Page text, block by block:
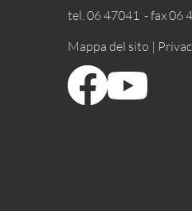
tel. 06 47041 - fax 06
Mappa del sito |